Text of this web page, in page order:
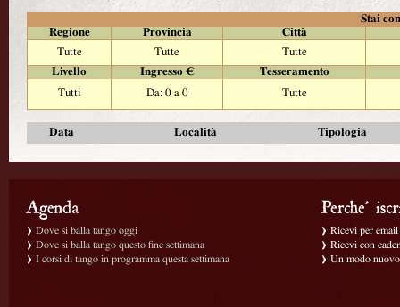
Stai
Regione
Provincia
Città
Tutte
Tutte
Tutte
Livello
Ingresso €
Tesseramento
Tutti
Da: 0 a 0 Tutte
Data Località Tipologia
Dove si balla tango oggi
Dove si balla tango questo fine settimana
I corsi di tango in programma questa settimana
Ricevi per
Ricevi con
Un modo